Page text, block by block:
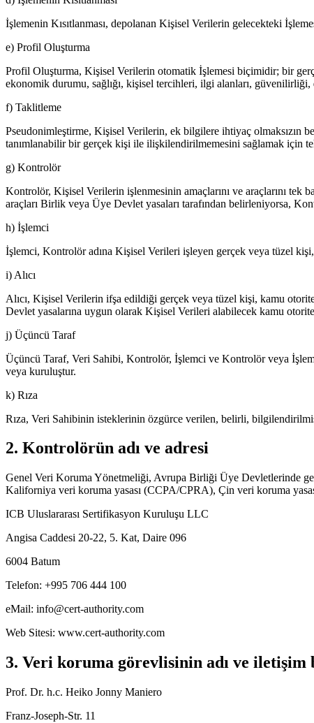
İşlemenin Kısıtlanması, depolanan Kişisel Verilerin gelecekteki
e) Profil Oluşturma
Profil Oluşturma, Kişisel Verilerin otomatik İşlemesi biçimidir; bir
ekonomik durumu, sağlığı, kişisel tercihleri, ilgi alanları,
f) Taklitleme
Pseudonimleştirme, Kişisel Verilerin, ek bilgilere ihtiyaç olmaksızın
tanımlanabilir bir gerçek kişi ile ilişkilendirilmemesini sağlamak için
g) Kontrolör
Kontrolör, Kişisel Verilerin işlenmesinin amaçlarını ve araçlarını
araçları Birlik veya Üye Devlet yasaları tarafından belirleniyorsa,
h) İşlemci
İşlemci, Kontrolör adına Kişisel Verileri işleyen gerçek veya tüzel
i) Alıcı
Alıcı, Kişisel Verilerin ifşa edildiği gerçek veya tüzel kişi, kamu
Devlet yasalarına uygun olarak Kişisel Verileri alabilecek kamu
j) Üçüncü Taraf
Üçüncü Taraf, Veri Sahibi, Kontrolör, İşlemci ve Kontrolör veya
veya kuruluştur.
k) Rıza
Rıza, Veri Sahibinin isteklerinin özgürce verilen, belirli,
2. Kontrolörün adı ve adresi
Genel Veri Koruma Yönetmeliği, Avrupa Birliği Üye Devletlerinde
Kaliforniya veri koruma yasası (CCPA/CPRA), Çin veri koruma
ICB Uluslararası Sertifikasyon Kuruluşu LLC
Angisa Caddesi 20-22, 5. Kat, Daire 096
6004 Batum
Telefon: +995 706 444 100
eMail: info@cert-authority.com
Web Sitesi: www.cert-authority.com
3. Veri koruma görevlisinin adı ve
Prof. Dr. h.c. Heiko Jonny Maniero
Franz-Joseph-Str. 11